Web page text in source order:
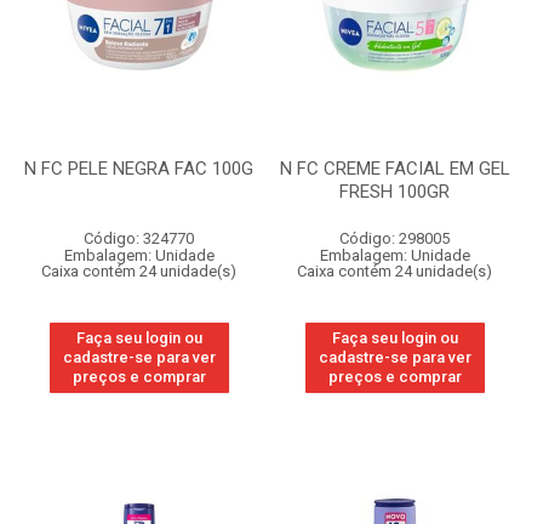
N FC PELE NEGRA FAC 100G
Código: 324770
Embalagem: Unidade
Caixa contém 24 unidade(s)
Faça seu login ou
cadastre-se para ver
preços e comprar
N FC CREME FACIAL EM GEL
FRESH 100GR
Código: 298005
Embalagem: Unidade
Caixa contém 24 unidade(s)
Faça seu login ou
cadastre-se para ver
preços e comprar